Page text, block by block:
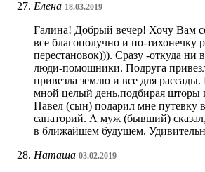
Елена 18.03.2019
Галина! Добрый вечер! Хочу Вам
все благополучно и по-тихонечку
перестановок))). Сразу -откуда ни
люди-помощники. Подруга
привезла землю и все для
мной целый день,подбирая шторы
Павел (сын) подарил мне путевку
санаторий. А муж (бывший)
в ближайшем будущем.
Наташа 03.02.2019